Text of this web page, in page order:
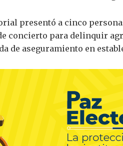
presentó a cinco
concierto para delinquir
de aseguramiento en